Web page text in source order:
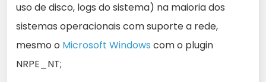
uso de disco, logs do sistema) na maioria dos
sistemas operacionais com suporte a rede,
mesmo o Microsoft Windows com o plugin
NRPE_NT;